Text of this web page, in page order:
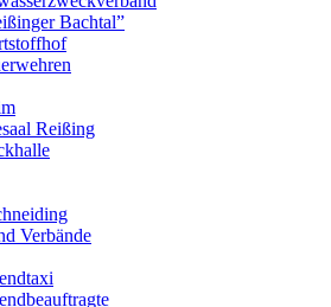
Bachtal”
Reißing
Verbände